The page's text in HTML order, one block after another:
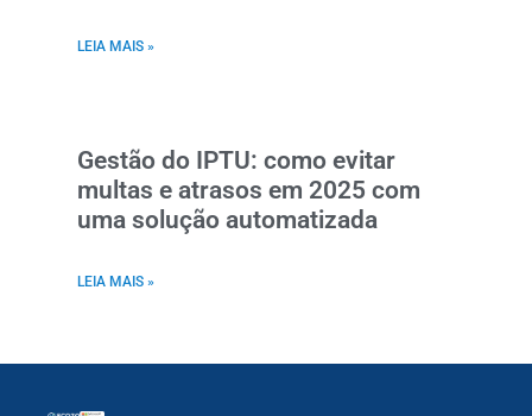
LEIA MAIS »
Gestão do IPTU: como evitar
multas e atrasos em 2025 com
uma solução automatizada
LEIA MAIS »